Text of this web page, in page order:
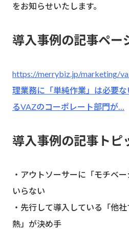
をお知らせいたします。
導入事例の記事ペー
https://merrybiz.jp/marketing/
理業務に「単純作業」は必要
るVAZのコーポレート部門が…
導入事例の記事トピ
・アウトソーサーに「モチベ
いらない
・先行して導入している「他
熱」が決め手